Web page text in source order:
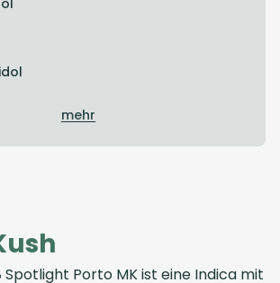
mehr
Spotlight Porto MK ist eine Indica mit